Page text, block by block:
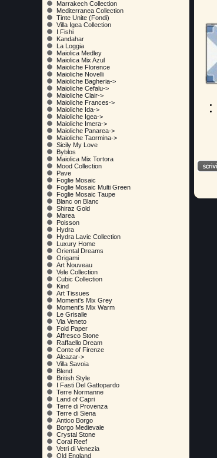
Marrakech Collection
Mediterranea Collection
Tinte Unite (Fondi)
Villa Igea Collection
I Fishi
Kandahar
La Loggia
Maiolica Medley
Maiolica Mix Azul
Maioliche Florence
Maioliche Novelli
Maioliche Bagheria->
Maioliche Cefalu->
Maioliche Clair->
Maioliche Frances->
Maioliche Ida->
Maioliche Igea->
Maioliche Imera->
Maioliche Panarea->
Maioliche Taormina->
Sicily My Love
Byblos
Maiolica Mix Tortora
Mood Collection
Pave
Foglie Mosaic
Foglie Mosaic Multi Green
Foglie Mosaic Taupe
Blanc on Blanc
Shiraz Gold
Marea
Poisson
Hydra
Hydra Lavic Collection
Luxury Home
Oriental Dreams
Origami
Art Nouveau
Vele Collection
Cubic Collection
Kind
Art Tissues
Moment's Mix Grey
Moment's Mix Warm
Le Grisalle
Via Veneto
Fold Paper
Affresco Stone
Raffaello Dream
Conte of Firenze
Alcazar->
Villa Savoia
Blend
British Style
I Fasti Del Gattopardo
Terre Normanne
Land of Capri
Terre di Provenza
Terre di Siena
Antico Borgo
Borgo Medievale
Crystal Stone
Coral Reef
Vetri di Venezia
Old England